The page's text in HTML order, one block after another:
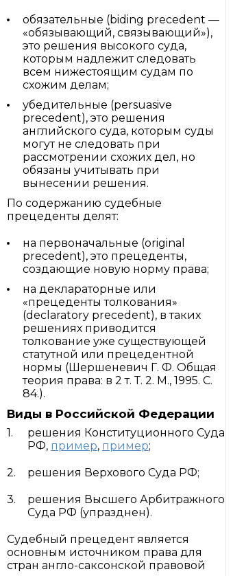
обязательные (biding precedent —
«обязывающий, связывающий»),
это решения высокого суда,
которым надлежит следовать
всем нижестоящим судам по
схожим делам;
убедительные (persuasive
precedent), это решения
английского суда, которым суды
могут не следовать при
рассмотрении схожих дел, но
обязаны учитывать при
вынесении решения.
По содержанию судебные
прецеденты делят:
на первоначальные (original
precedent), это прецеденты,
создающие новую норму права;
на деклараторные или
«прецеденты толкования»
(declaratory precedent), в таких
решениях приводится
толкование уже существующей
статутной или прецедентной
нормы (Шершеневич Г. Ф. Общая
теория права: в 2 т. Т. 2. М., 1995. С.
84.).
Виды в Российской Федерации
решения Конституционного Суда
РФ, пример, пример;
решения Верхового Суда РФ;
решения Высшего Арбитражного
Суда РФ (упразднен).
Судебный прецедент является
основным источником права для
стран англо-саксонской правовой